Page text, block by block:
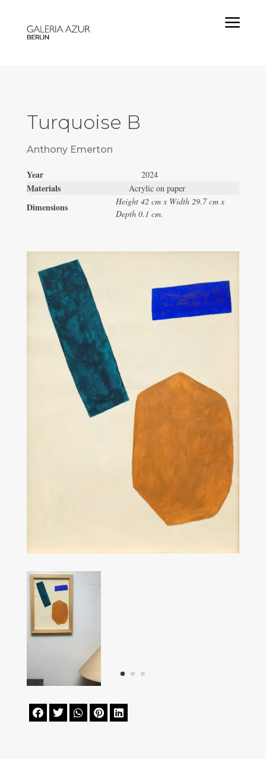
a
Turquoise B
Anthony Emerton
Year 2024
Materials Acrylic on paper
Dimensions
Height 42 cm x Width 29.7 cm x
Depth 0.1 cm.
    